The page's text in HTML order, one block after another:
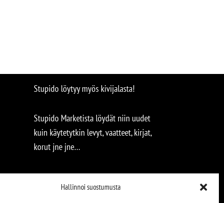
Hallinnoi suostumusta
Stupido löytyy myös kivijalasta!
Stupido Marketista löydät niin uudet
kuin käytetytkin levyt, vaatteet, kirjat,
korut jne jne…